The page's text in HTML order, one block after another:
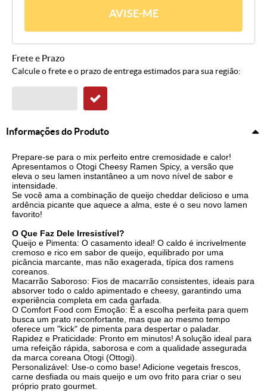
AVISE-ME
Frete e Prazo
Calcule o frete e o prazo de entrega estimados para sua região:
Informações do Produto
Prepare-se para o mix perfeito entre cremosidade e calor!
Apresentamos o Otogi Cheesy Ramen Spicy, a versão que
eleva o seu lamen instantâneo a um novo nível de sabor e
intensidade.
Se você ama a combinação de queijo cheddar delicioso e uma
ardência picante que aquece a alma, este é o seu novo lamen
favorito!
O Que Faz Dele Irresistível?
Queijo e Pimenta: O casamento ideal! O caldo é incrivelmente
cremoso e rico em sabor de queijo, equilibrado por uma
picância marcante, mas não exagerada, típica dos ramens
coreanos.
Macarrão Saboroso: Fios de macarrão consistentes, ideais para
absorver todo o caldo apimentado e cheesy, garantindo uma
experiência completa em cada garfada.
O Comfort Food com Emoção: É a escolha perfeita para quem
busca um prato reconfortante, mas que ao mesmo tempo
oferece um "kick" de pimenta para despertar o paladar.
Rapidez e Praticidade: Pronto em minutos! A solução ideal para
uma refeição rápida, saborosa e com a qualidade assegurada
da marca coreana Otogi (Ottogi).
Personalizável: Use-o como base! Adicione vegetais frescos,
carne desfiada ou mais queijo e um ovo frito para criar o seu
próprio prato gourmet.